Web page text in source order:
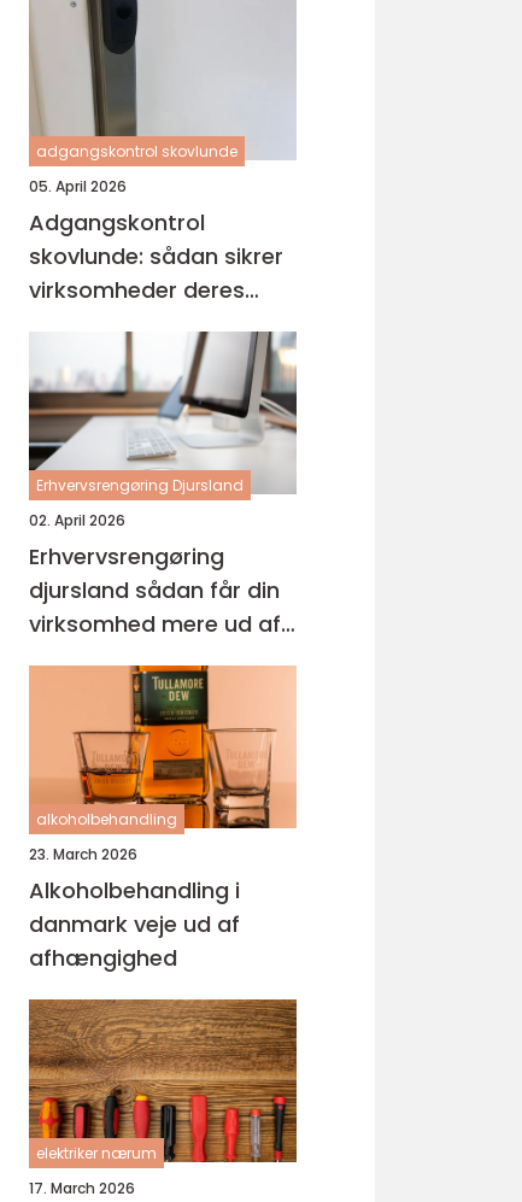
adgangskontrol skovlunde
05. April 2026
Adgangskontrol
skovlunde: sådan sikrer
virksomheder deres
hverdag
Erhvervsrengøring Djursland
02. April 2026
Erhvervsrengøring
djursland sådan får din
virksomhed mere ud af
hverdagen
alkoholbehandling
23. March 2026
Alkoholbehandling i
danmark veje ud af
afhængighed
elektriker nærum
17. March 2026